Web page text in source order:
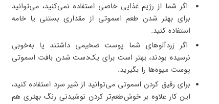
اگر شما از رژیم غذایی خاصی استفاده نمی‌کنید، می‌توانید
برای بهتر شدن طعم اسموتی از مقداری بستنی یا خامه
استفاده کنید.
اگر زردآلوهای شما پوست ضخیمی داشتند یا به‌خوبی
نرسیده بودند، بهتر است برای یک‌دست شدن بافت اسموتی
پوست میوه‌ها را بگیرید.
برای رقیق کردن اسموتی می‌توانید از شیر سرد استفاده کنید،
این کار علاوه بر خوش‌طعم‌تر کردن نوشیدنی رنگ بهتری هم